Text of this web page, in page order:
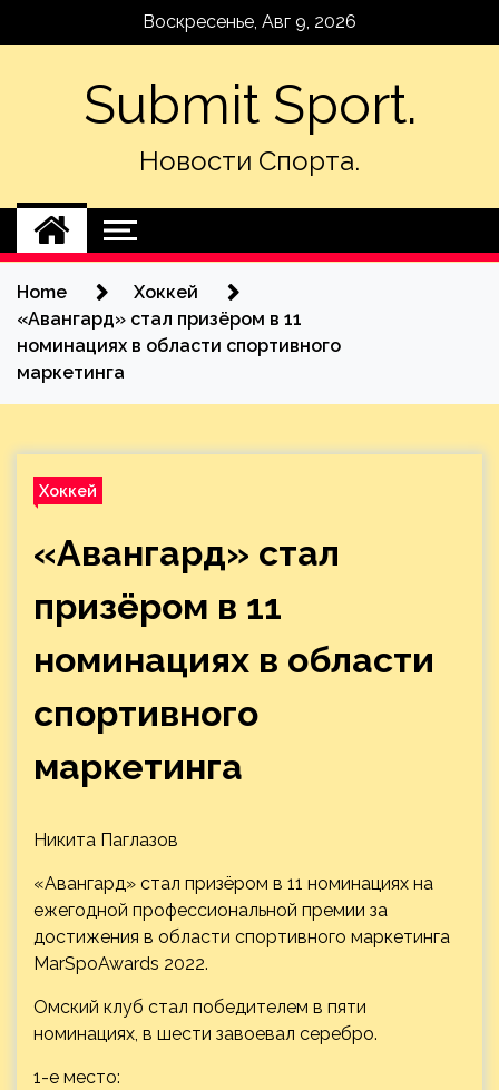
Воскресенье, Авг 9, 2026
Submit Sport.
Новости Спорта.
Home
Хоккей
«Авангард» стал призёром в 11
номинациях в области спортивного
маркетинга
Хоккей
«Авангард» стал
призёром в 11
номинациях в области
спортивного
маркетинга
Никита Паглазов
«Авангард» стал призёром в 11 номинациях на
ежегодной профессиональной премии за
достижения в области спортивного маркетинга
MarSpoAwards 2022.
Омский клуб стал победителем в пяти
номинациях, в шести завоевал серебро.
1-е место: